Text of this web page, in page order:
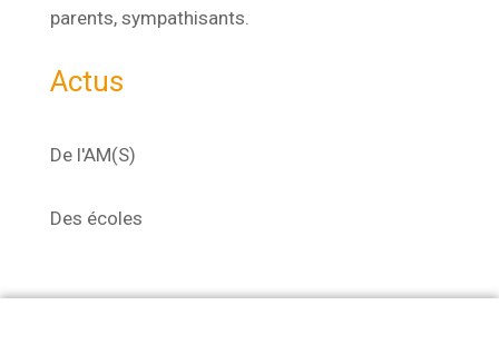
parents, sympathisants.
Actus
De l'AM(S)
Des écoles